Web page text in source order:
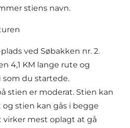
stiens navn.
plads ved Søbakken nr. 2.
4,1 KM lange rute og
du startede.
stien er moderat. Stien kan
stien kan gås i begge
mest oplagt at gå